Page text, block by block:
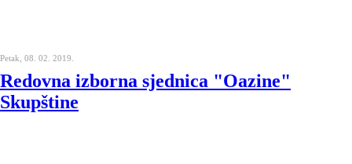
Petak, 08. 02. 2019.
Redovna izborna sjednica "Oazine"
Skupštine